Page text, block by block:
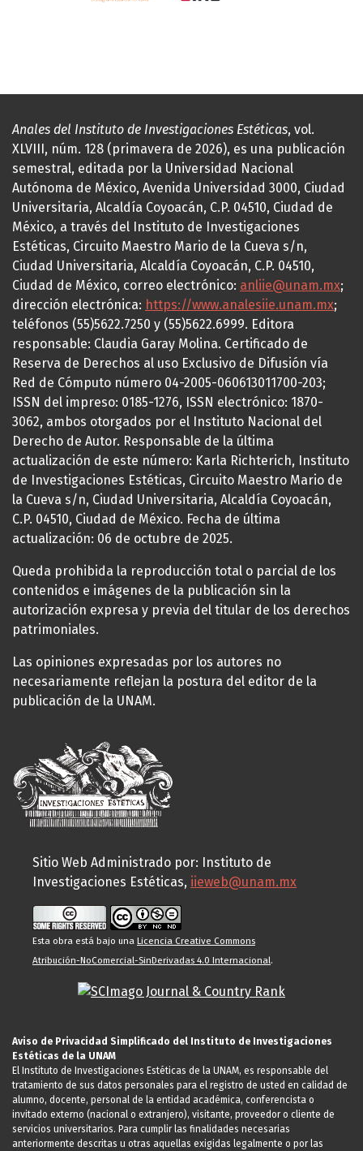
Anales del Instituto de Investigaciones Estéticas, vol.
XLVIII, núm. 128 (primavera de 2026), es una publicación
semestral, editada por la Universidad Nacional
Autónoma de México, Avenida Universidad 3000, Ciudad
Universitaria, Alcaldía Coyoacán, C.P. 04510, Ciudad de
México, a través del Instituto de Investigaciones
Estéticas, Circuito Maestro Mario de la Cueva s/n,
Ciudad Universitaria, Alcaldía Coyoacán, C.P. 04510,
Ciudad de México, correo electrónico: anliie@unam.mx;
dirección electrónica: https://www.analesiie.unam.mx;
teléfonos (55)5622.7250 y (55)5622.6999. Editora
responsable: Claudia Garay Molina. Certificado de
Reserva de Derechos al uso Exclusivo de Difusión vía
Red de Cómputo número 04-2005-060613011700-203;
ISSN del impreso: 0185-1276, ISSN electrónico: 1870-
3062, ambos otorgados por el Instituto Nacional del
Derecho de Autor. Responsable de la última
actualización de este número: Karla Richterich, Instituto
de Investigaciones Estéticas, Circuito Maestro Mario de
la Cueva s/n, Ciudad Universitaria, Alcaldía Coyoacán,
C.P. 04510, Ciudad de México. Fecha de última
actualización: 06 de octubre de 2025.
Queda prohibida la reproducción total o parcial de los
contenidos e imágenes de la publicación sin la
autorización expresa y previa del titular de los derechos
patrimoniales.
Las opiniones expresadas por los autores no
necesariamente reflejan la postura del editor de la
publicación de la UNAM.
Sitio Web Administrado por: Instituto de
Investigaciones Estéticas, iieweb@unam.mx
Esta obra está bajo una Licencia Creative Commons
Atribución-NoComercial-SinDerivadas 4.0 Internacional.
Aviso de Privacidad Simplificado del Instituto de Investigaciones
Estéticas de la UNAM
El Instituto de Investigaciones Estéticas de la UNAM, es responsable del
tratamiento de sus datos personales para el registro de usted en calidad de
alumno, docente, personal de la entidad académica, conferencista o
invitado externo (nacional o extranjero), visitante, proveedor o cliente de
servicios universitarios. Para cumplir las finalidades necesarias
anteriormente descritas u otras aquellas exigidas legalmente o por las